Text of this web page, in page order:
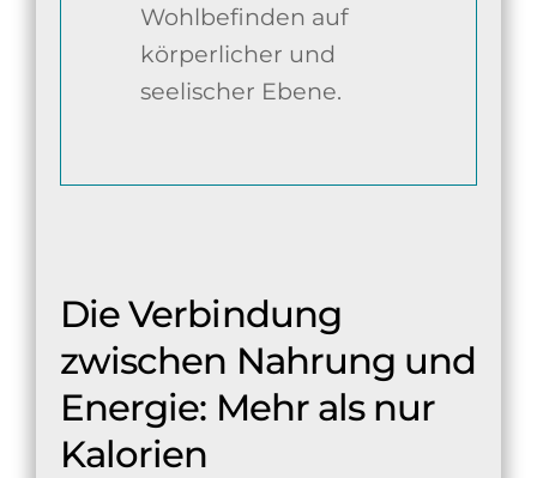
Wohlbefinden auf
körperlicher und
seelischer Ebene.
Die Verbindung
zwischen Nahrung und
Energie: Mehr als nur
Kalorien